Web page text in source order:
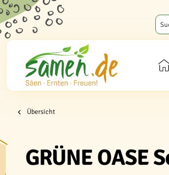
Übersicht
GRÜNE OASE